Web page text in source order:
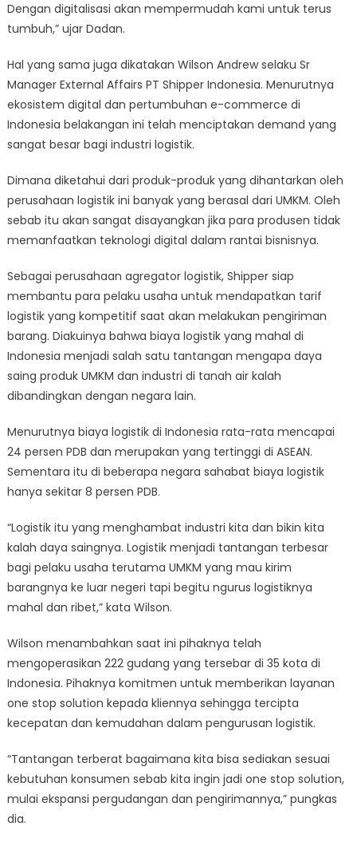
Dengan digitalisasi akan mempermudah kami untuk terus
tumbuh,” ujar Dadan.
Hal yang sama juga dikatakan Wilson Andrew selaku Sr
Manager External Affairs PT Shipper Indonesia. Menurutnya
ekosistem digital dan pertumbuhan e-commerce di
Indonesia belakangan ini telah menciptakan demand yang
sangat besar bagi industri logistik.
Dimana diketahui dari produk-produk yang dihantarkan oleh
perusahaan logistik ini banyak yang berasal dari UMKM. Oleh
sebab itu akan sangat disayangkan jika para produsen tidak
memanfaatkan teknologi digital dalam rantai bisnisnya.
Sebagai perusahaan agregator logistik, Shipper siap
membantu para pelaku usaha untuk mendapatkan tarif
logistik yang kompetitif saat akan melakukan pengiriman
barang. Diakuinya bahwa biaya logistik yang mahal di
Indonesia menjadi salah satu tantangan mengapa daya
saing produk UMKM dan industri di tanah air kalah
dibandingkan dengan negara lain.
Menurutnya biaya logistik di Indonesia rata-rata mencapai
24 persen PDB dan merupakan yang tertinggi di ASEAN.
Sementara itu di beberapa negara sahabat biaya logistik
hanya sekitar 8 persen PDB.
“Logistik itu yang menghambat industri kita dan bikin kita
kalah daya saingnya. Logistik menjadi tantangan terbesar
bagi pelaku usaha terutama UMKM yang mau kirim
barangnya ke luar negeri tapi begitu ngurus logistiknya
mahal dan ribet,” kata Wilson.
Wilson menambahkan saat ini pihaknya telah
mengoperasikan 222 gudang yang tersebar di 35 kota di
Indonesia. Pihaknya komitmen untuk memberikan layanan
one stop solution kepada kliennya sehingga tercipta
kecepatan dan kemudahan dalam pengurusan logistik.
“Tantangan terberat bagaimana kita bisa sediakan sesuai
kebutuhan konsumen sebab kita ingin jadi one stop solution,
mulai ekspansi pergudangan dan pengirimannya,” pungkas
dia.